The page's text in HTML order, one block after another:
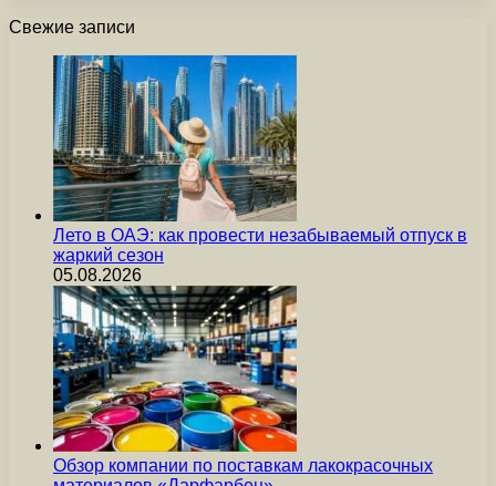
Свежие записи
Лето в ОАЭ: как провести незабываемый отпуск в
жаркий сезон
05.08.2026
Обзор компании по поставкам лакокрасочных